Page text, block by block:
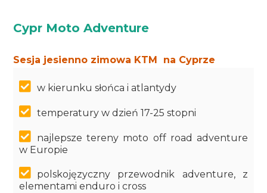
Cypr Moto Adventure
Sesja jesienno zimowa KTM na Cyprze
w kierunku słońca i atlantydy
temperatury w dzień 17-25 stopni
najlepsze tereny moto off road adventure
w Europie
polskojęzyczny przewodnik adventure, z
elementami enduro i cross